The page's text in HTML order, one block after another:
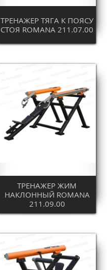
ТРЕНАЖЕР ТЯГА К ПОЯСУ
СТОЯ ROMANA 211.07.00
ТРЕНАЖЕР ЖИМ
НАКЛОННЫЙ ROMANA
211.09.00